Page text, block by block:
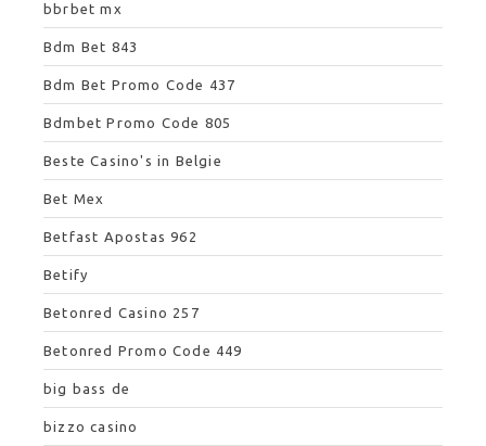
bbrbet mx
Bdm Bet 843
Bdm Bet Promo Code 437
Bdmbet Promo Code 805
Beste Casino's in Belgie
Bet Mex
Betfast Apostas 962
Betify
Betonred Casino 257
Betonred Promo Code 449
big bass de
bizzo casino